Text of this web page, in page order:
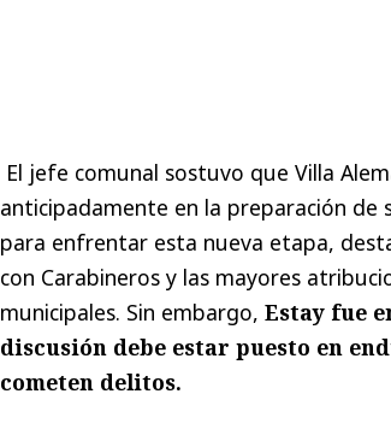
El jefe comunal sostuvo que Villa
anticipadamente en la preparación de
para enfrentar esta nueva etapa,
con Carabineros y las mayores
municipales. Sin embargo, Estay fue
discusión debe estar puesto en
cometen delitos.